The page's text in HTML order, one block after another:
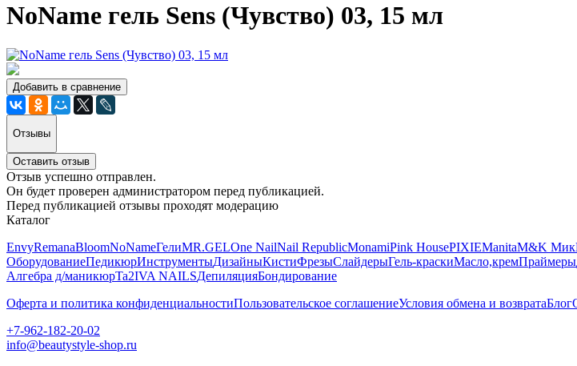
NoName гель Sens (Чувство) 03, 15 мл
Добавить в сравнение
Отзывы
Оставить отзыв
Отзыв успешно отправлен.
Он будет проверен администратором перед публикацией.
Перед публикацией отзывы проходят модерацию
Каталог
EnvyRemanaBloomNoNameГелиMR.GELOne NailNail RepublicMonamiPink HousePIXIEManitaM&K Мик
ОборудованиеПедикюрИнструментыДизайныКистиФрезыСлайдерыГель-краскиМасло,кремПраймеры
Алгебра д/маникюрTa2IVA NAILSДепиляцияБондирование
Оферта и политика конфиденциальностиПользовательское соглашениеУсловия обмена и возвратаБлог
+7-962-182-20-02
info@beautystyle-shop.ru